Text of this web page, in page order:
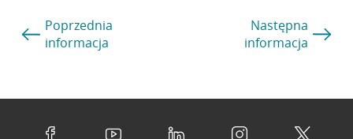
Poprzednia
informacja
Następna
informacja